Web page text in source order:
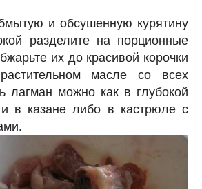
и обсушенную курятину
разделите на порционные
их до красивой корочки
масле со всех
лагман можно как в глубокой
и в казане либо в кастрюле с